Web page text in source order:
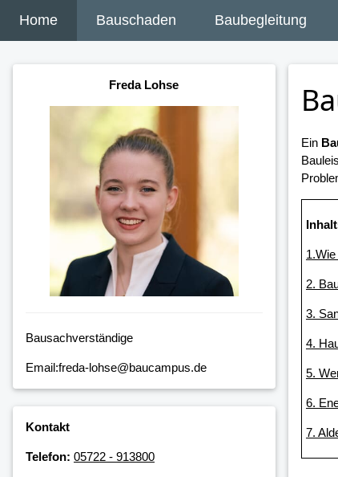
Home Bauschaden Baubegleitung
Freda Lohse
Bausachverständige
Email:freda-lohse@baucampus.de
Kontakt
Telefon: 05722 - 913800
Ein
2.
3.
4.
5.
6.
7.